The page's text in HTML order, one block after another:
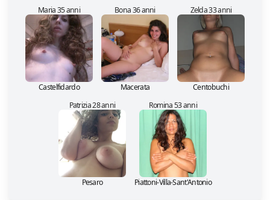
Maria 35 anni
Castelfidardo
Bona 36 anni
Macerata
Zelda 33 anni
Centobuchi
Patrizia 28 anni
Pesaro
Romina 53 anni
Piattoni-Villa-Sant'Antonio